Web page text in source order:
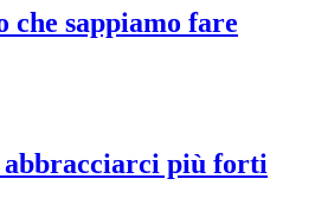
che sappiamo fare
più forti